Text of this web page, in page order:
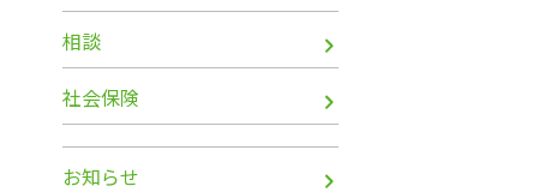
相談
社会保険
お知らせ